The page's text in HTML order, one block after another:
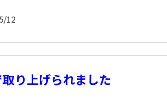
12
り上げられました